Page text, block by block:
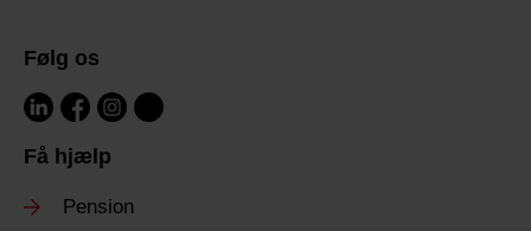
Følg os
Få hjælp
Pension